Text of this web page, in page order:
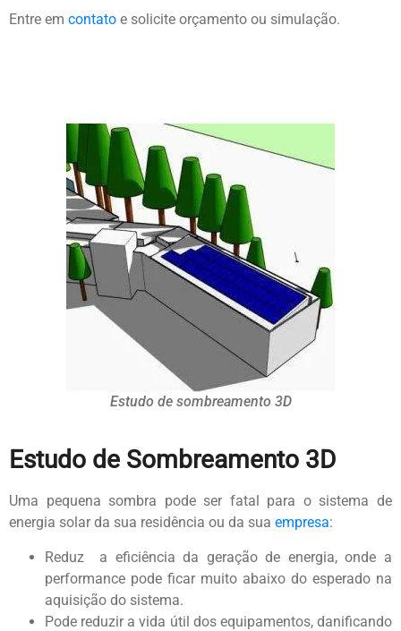
Entre em contato e solicite orçamento ou simulação.
Estudo de sombreamento 3D
Estudo de Sombreamento 3D
Uma pequena sombra pode ser fatal para o sistema de
energia solar da sua residência ou da sua empresa:
Reduz a eficiência da geração de energia, onde a
performance pode ficar muito abaixo do esperado na
aquisição do sistema.
Pode reduzir a vida útil dos equipamentos, danificando